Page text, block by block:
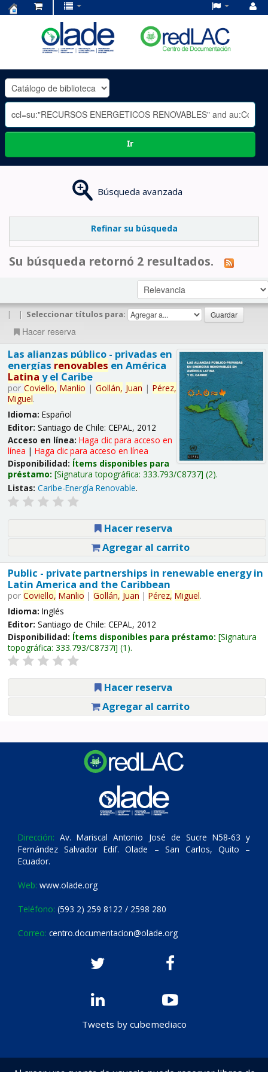
OLADE
-
Ir
Búsqueda avanzada
Refinar su búsqueda
Su búsqueda retornó 2 resultados.
| | Seleccionar títulos para:
Hacer reserva
Las alianzas público - privadas en
energías renovables en América
Latina y el Caribe
por Coviello, Manlio | Gollán, Juan | Pérez,
Miguel.
Idioma: Español
Editor: Santiago de Chile: CEPAL, 2012
Acceso en línea: Haga clic para acceso en
línea | Haga clic para acceso en línea
Disponibilidad: Ítems disponibles para
préstamo: Signatura topográfica: 333.793/C8737 (2).
Listas: Caribe-Energía Renovable.
Hacer reserva
Agregar al carrito
Public - private partnerships in renewable energy in
Latin America and the Caribbean
por Coviello, Manlio | Gollán, Juan | Pérez, Miguel.
Idioma: Inglés
Editor: Santiago de Chile: CEPAL, 2012
Disponibilidad: Ítems disponibles para préstamo: Signatura
topográfica: 333.793/C8737i (1).
Hacer reserva
Agregar al carrito
Dirección: Av. Mariscal Antonio José de Sucre N58-63 y
Fernández Salvador Edif. Olade – San Carlos, Quito –
Ecuador.
Web: www.olade.org
Teléfono: (593 2) 259 8122 / 2598 280
Correo: centro.documentacion@olade.org
Tweets by cubemediaco